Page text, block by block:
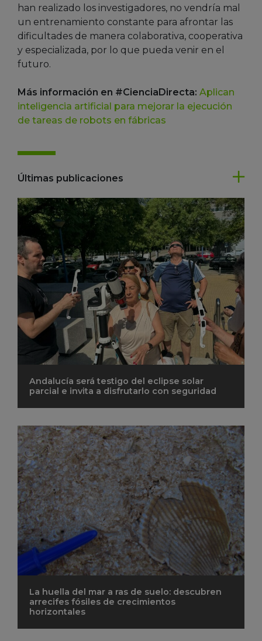
han realizado los investigadores, no vendría mal
un entrenamiento constante para afrontar las
dificultades de manera colaborativa, cooperativa
y especializada, por lo que pueda venir en el
futuro.
Más información en #CienciaDirecta: Aplican
inteligencia artificial para mejorar la ejecución
de tareas de robots en fábricas
Últimas publicaciones
Andalucía será testigo del eclipse solar
parcial e invita a disfrutarlo con seguridad
La huella del mar a ras de suelo: descubren
arrecifes fósiles de crecimientos
horizontales